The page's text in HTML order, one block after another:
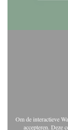
Om de interactieve
accepteren. Deze